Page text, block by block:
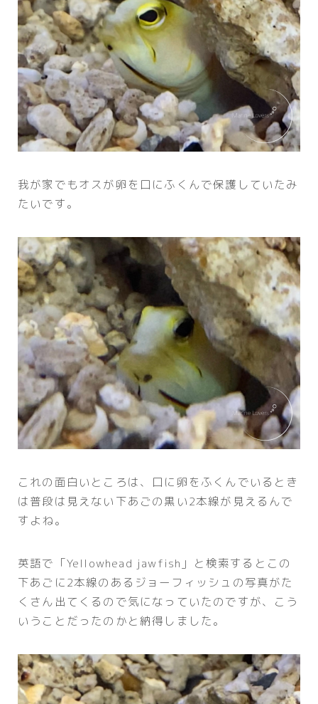
我が家でもオスが卵を口にふくんで保護していたみ
たいです。
これの面白いところは、口に卵をふくんでいるとき
は普段は見えない下あごの黒い2本線が見えるんで
すよね。
英語で「Yellowhead jawfish」と検索するとこの
下あごに2本線のあるジョーフィッシュの写真がた
くさん出てくるので気になっていたのですが、こう
いうことだったのかと納得しました。